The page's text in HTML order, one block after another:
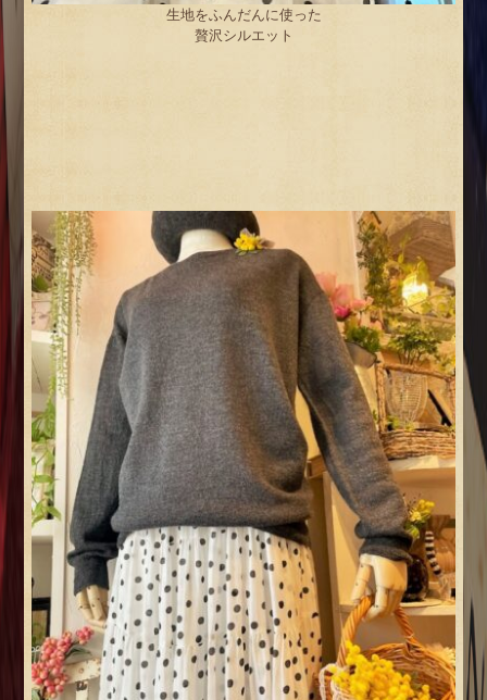
生地をふんだんに使った
贅沢シルエット